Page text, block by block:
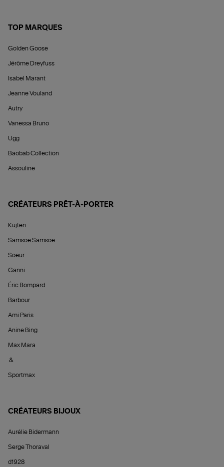
TOP MARQUES
Golden Goose
Jérôme Dreyfuss
Isabel Marant
Jeanne Vouland
Autry
Vanessa Bruno
Ugg
Baobab Collection
Assouline
CRÉATEURS PRÊT-À-PORTER
Kujten
Samsoe Samsoe
Soeur
Ganni
Éric Bompard
Barbour
Ami Paris
Anine Bing
Max Mara
&
Sportmax
CRÉATEURS BIJOUX
Aurélie Bidermann
Serge Thoraval
d1928